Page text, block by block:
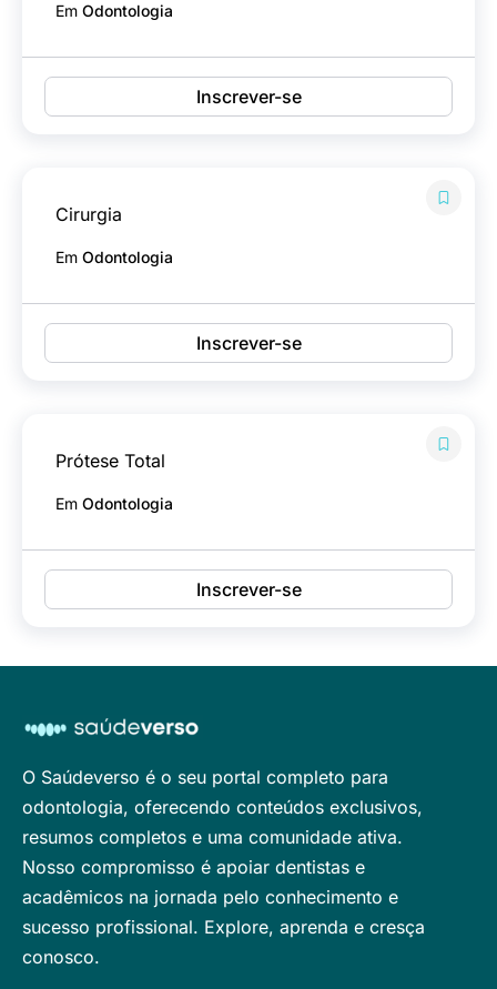
Em Odontologia
Inscrever-se
Cirurgia
Em Odontologia
Inscrever-se
Prótese Total
Em Odontologia
Inscrever-se
O Saúdeverso é o seu portal completo para
odontologia, oferecendo conteúdos exclusivos,
resumos completos e uma comunidade ativa.
Nosso compromisso é apoiar dentistas e
acadêmicos na jornada pelo conhecimento e
sucesso profissional. Explore, aprenda e cresça
conosco.